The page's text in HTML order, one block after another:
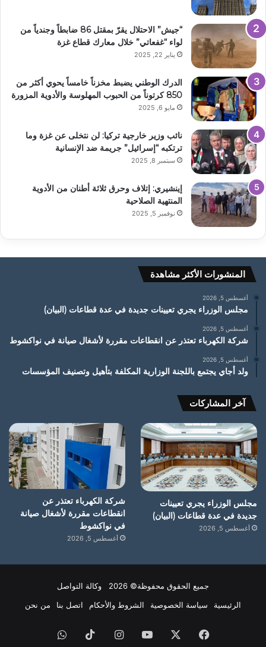
“جيش” الاحتلال يقرّ بمقتل 86 ضابطاً وجندياً من
لواء “غفعاتي” خلال معارك قطاع غزة
يناير 22, 2025
الدرك الوطني يضبط مخزناً خامساً يحوي أكثر من
850 كرتوناً من الحبوب المهلوسة والأدوية المزورة
مايو 6, 2025
نائب وزير خارجية تركيا: لن نتخلى عن غزة وما
ترتكبه “إسرائيل” جريمة ضد الإنسانية
سبتمبر 8, 2025
إينشيري: إتلاف وحرق ثلاثة أطنان من الأدوية
المنتهية الصلاحية
نوفمبر 5, 2025
المنشورات الأكثر مشاهدة
أغسطس 5, 2026
مجلس الوزراء يجري تعيينات جديدة في عدة قطاعات (البيان)
أغسطس 5, 2026
شركة الكهرباء تعتذر عن انقطاعات مقررة لأشغال صيانة في نواكشوط
أغسطس 5, 2026
ولد أجاي يجتمع باللجنة الوزارية المكلفة بتأهيل وتصنيف المؤسسات
آخر المشاركات
مجلس الوزراء يجري تعيينات
جديدة في عدة قطاعات (البيان)
أغسطس 5, 2026
شركة الكهرباء تعتذر عن
انقطاعات مقررة لأشغال صيانة
في نواكشوط
أغسطس 5, 2026
جميع الحقوق محفوظة© 2026 وكالة التواصل
الرئيسية
سياسة الخصوصية الشروط والأحكام اتصل بنا من نحن
فيسبوك يوتيوبانستقرام ‫TikTokواتساب